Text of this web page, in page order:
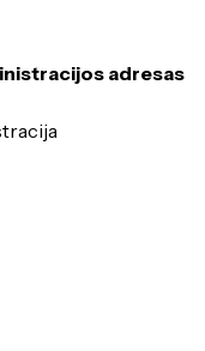
adresas